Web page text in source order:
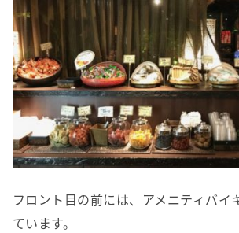
フロント目の前には、アメニティバイ
ています。